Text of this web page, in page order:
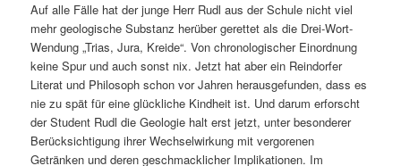
Auf alle Fälle hat der junge Herr Rudl aus der Schule nicht viel
mehr geologische Substanz herüber gerettet als die Drei-Wort-
Wendung „Trias, Jura, Kreide“. Von chronologischer Einordnung
keine Spur und auch sonst nix. Jetzt hat aber ein Reindorfer
Literat und Philosoph schon vor Jahren herausgefunden, dass es
nie zu spät für eine glückliche Kindheit ist. Und darum erforscht
der Student Rudl die Geologie halt erst jetzt, unter besonderer
Berücksichtigung ihrer Wechselwirkung mit vergorenen
Getränken und deren geschmacklicher Implikationen. Im